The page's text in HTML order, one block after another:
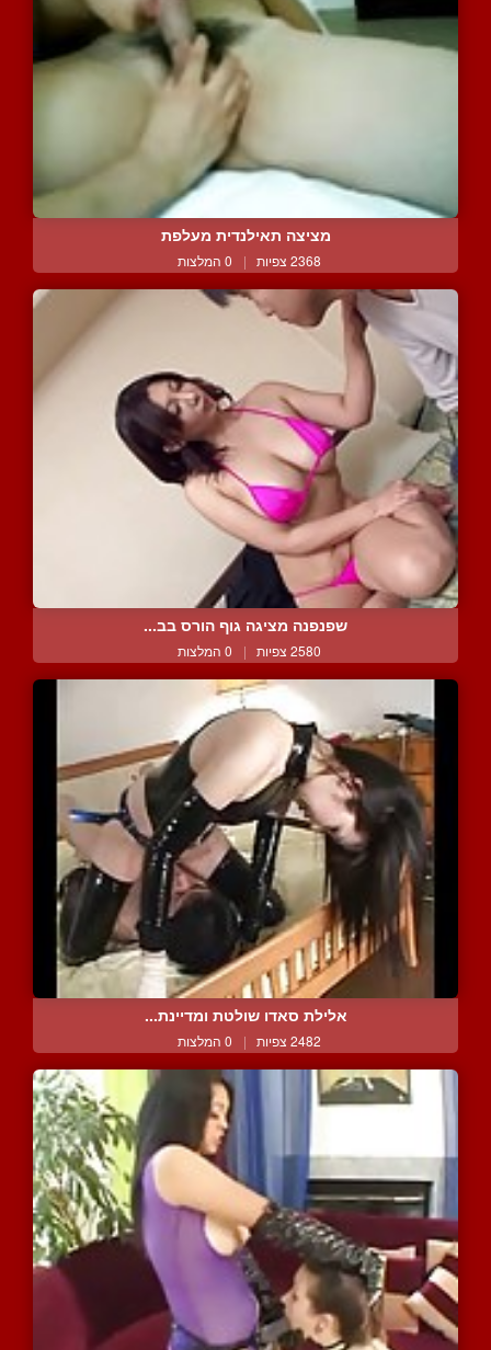
מציצה תאילנדית מעלפת
2368 צפיות | 0 המלצות
שפנפנה מציגה גוף הורס בב...
2580 צפיות | 0 המלצות
אלילת סאדו שולטת ומדיינת...
2482 צפיות | 0 המלצות